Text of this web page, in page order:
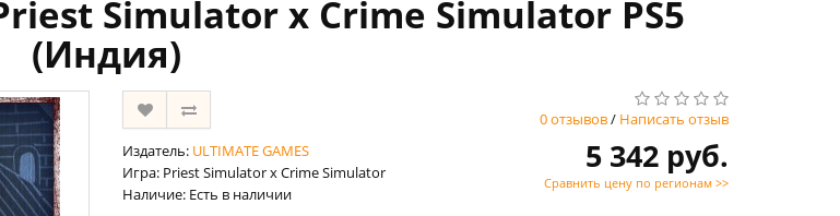
Simulator x Crime Simulator PS5
(Индия)
0 отзывов/ Написать отзыв
Издатель: ULTIMATE GAMES
Игра: Priest Simulator x Crime Simulator
Наличие: Есть в наличии
5 342 руб.
Сравнить цену по регионам >>